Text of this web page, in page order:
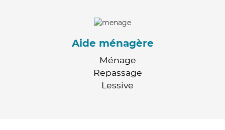
Aide ménagère
Ménage
Repassage
Lessive